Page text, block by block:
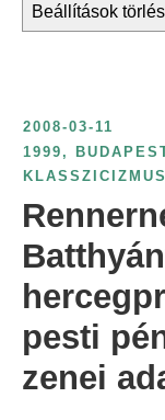
h
:
é
v
s
z
á
s
z
e
i
s
l
á
:
Beállítások
2008-03-11
1999 ,
KLASSZICIZMUS
pesti
zenei